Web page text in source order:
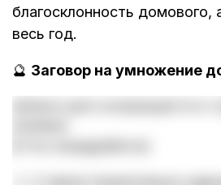
благосклонность домового,
весь год.
🔮 Заговор на умножение